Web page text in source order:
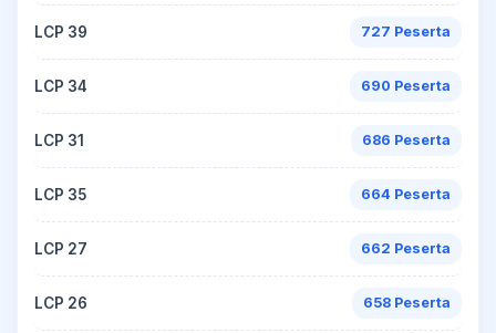
LCP 39 727 Peserta
LCP 34 690 Peserta
LCP 31 686 Peserta
LCP 35 664 Peserta
LCP 27 662 Peserta
LCP 26 658 Peserta